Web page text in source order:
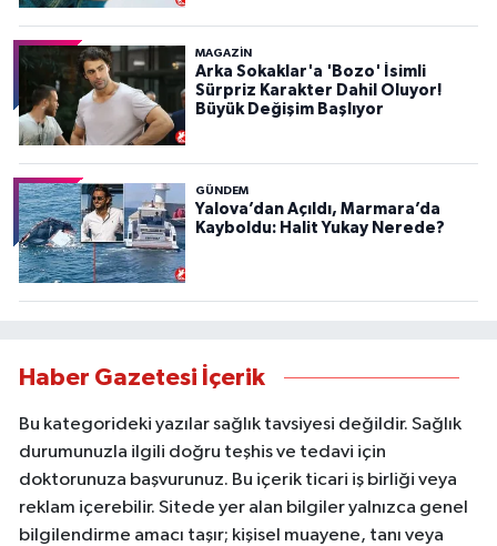
MAGAZİN
Arka Sokaklar'a 'Bozo' İsimli
Sürpriz Karakter Dahil Oluyor!
Büyük Değişim Başlıyor
GÜNDEM
Yalova’dan Açıldı, Marmara’da
Kayboldu: Halit Yukay Nerede?
Haber Gazetesi İçerik
Bu kategorideki yazılar sağlık tavsiyesi değildir. Sağlık
durumunuzla ilgili doğru teşhis ve tedavi için
doktorunuza başvurunuz. Bu içerik ticari iş birliği veya
reklam içerebilir. Sitede yer alan bilgiler yalnızca genel
bilgilendirme amacı taşır; kişisel muayene, tanı veya